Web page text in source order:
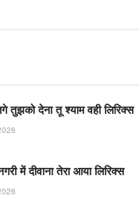
तुझको देना तू श्याम वही लिरिक्स
में दीवाना तेरा आया लिरिक्स